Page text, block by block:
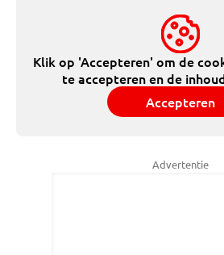
Klik op 'Accepteren' om de
te accepteren en de
Accepteren
Advertentie